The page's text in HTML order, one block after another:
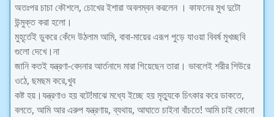
অতঃপর চাচা কৌশলে, চোখের ইশারা অবলম্বন করলেন । কাফনের মুখ দুটো
উন্মুক্ত করা হলো।
মুহূর্তেই ডুকরে কেঁদে উঠলাম আমি, বাবা-মায়ের এরূপ পুড়ে যাওয়া বিবর্ষ মুখচ্ছবি
গুলো দেখে।না
জানি কতই যন্ত্রণা-বেদনার আর্তনাদে মারা গিয়েছেন তারা। ভাবলেই শরীর শিউরে
ওঠে, ছমছম করে,খুব
কষ্ট হয়।যন্ত্রণাও হয় বটে!মাঝে মধ্যে ইচ্ছে হয় মৃত্যুকে চিৎকার করে ডাকতে,
বলতে, আমি আর এরুপ যন্ত্রণায়, ব্যথায়, আঘাতে চাইনা বাঁচতে! আমি চাই কোনো